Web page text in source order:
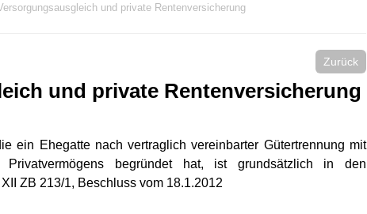
und private Rentenversicherung
Zurück
und private Rentenversicherung
ein Ehegatte nach vertraglich vereinbarter Gütertrennung mit
Privatvermögens begründet hat, ist grundsätzlich in den
ZB 213/1, Beschluss vom 18.1.2012